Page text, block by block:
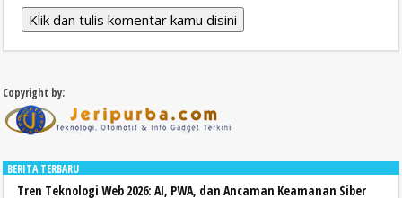
Klik dan tulis komentar kamu disini
Copyright by:
BERITA TERBARU
Tren Teknologi Web 2026: AI, PWA, dan Ancaman Keamanan Siber